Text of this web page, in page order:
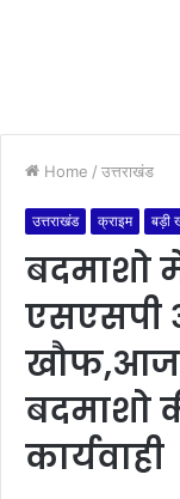
Home / उत्तराखंड
उत्तराखंड क्राइम बड़ी
बदमाशो
एसएसपी
खौफ,आज
बदमाशो
कार्यवाही